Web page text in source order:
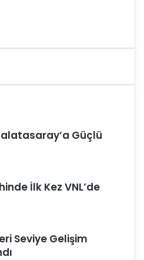
Güçlü
İlk Kez VNL’de
Seviye Gelişim